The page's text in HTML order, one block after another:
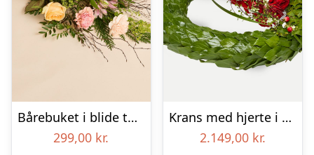
Bårebuket i blide toner
299,00 kr.
Krans med hjerte i klassisk stil – rød og hvid
2.149,00 kr.